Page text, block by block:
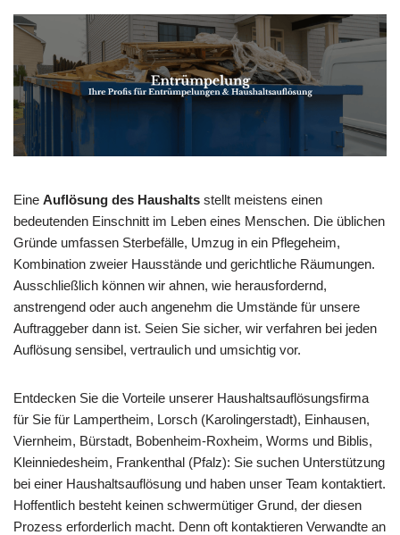
Eine Auflösung des Haushalts stellt meistens einen
bedeutenden Einschnitt im Leben eines Menschen. Die üblichen
Gründe umfassen Sterbefälle, Umzug in ein Pflegeheim,
Kombination zweier Hausstände und gerichtliche Räumungen.
Ausschließlich können wir ahnen, wie herausfordernd,
anstrengend oder auch angenehm die Umstände für unsere
Auftraggeber dann ist. Seien Sie sicher, wir verfahren bei jeden
Auflösung sensibel, vertraulich und umsichtig vor.
Entdecken Sie die Vorteile unserer Haushaltsauflösungsfirma
für Sie für Lampertheim, Lorsch (Karolingerstadt), Einhausen,
Viernheim, Bürstadt, Bobenheim-Roxheim, Worms und Biblis,
Kleinniedesheim, Frankenthal (Pfalz): Sie suchen Unterstützung
bei einer Haushaltsauflösung und haben unser Team kontaktiert.
Hoffentlich besteht keinen schwermütiger Grund, der diesen
Prozess erforderlich macht. Denn oft kontaktieren Verwandte an